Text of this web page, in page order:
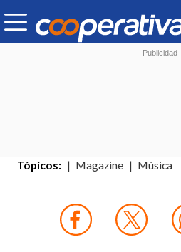
Tópicos: Magazine Música